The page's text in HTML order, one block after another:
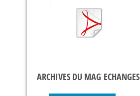
ARCHIVES DU MAG ECHANGES